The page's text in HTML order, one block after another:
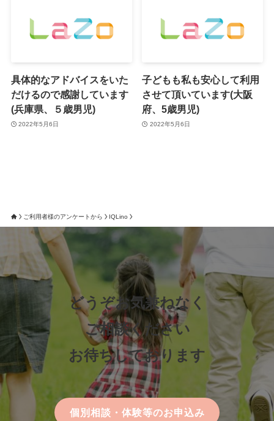
具体的なアドバイスをいた
だけるので感謝しています
(兵庫県、５歳男児)
2022年5月6日
子どもも私も安心して利用
させて頂いています(大阪
府、5歳男児)
2022年5月6日
ご利用者様のアンケートから IQLino
どうぞお気兼ねなく
ご相談ください
お待ちしております
個別相談・体験等のお申込み